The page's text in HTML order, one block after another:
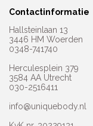
Contactinformatie
Hallsteinlaan 13
3446 HM Woerden
0348-741740
Herculesplein 379
3584 AA Utrecht
030-2516411
info@uniquebody.nl